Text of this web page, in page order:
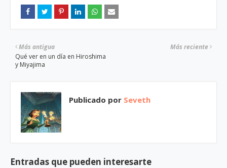
Más reciente
Más antigua
Qué ver en un día en Hiroshima
y Miyajima
Publicado por Seveth
Entradas que pueden interesarte